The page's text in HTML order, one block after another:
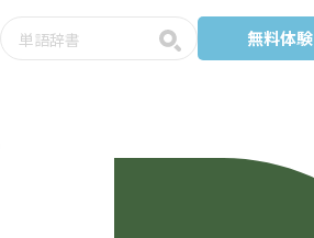
無料体験